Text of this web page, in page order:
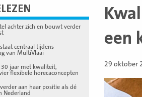
achter zich en bouwt verder
centraal tijdens
van MultiVlaai
30 jaar met kwaliteit,
flexibele horecaconcepten
aan haar positie als dé
Nederland
een
29 oktober